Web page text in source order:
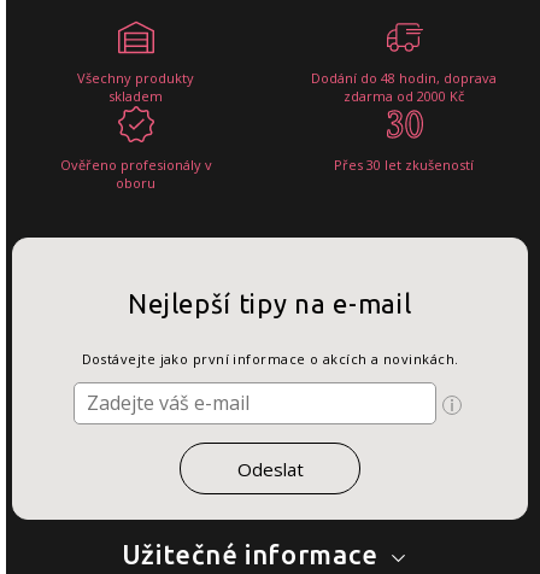
Všechny produkty
skladem
Dodání do 48 hodin, doprava
zdarma od 2000 Kč
Ověřeno profesionály v
oboru
Přes 30 let zkušeností
Užitečné informace
Nejlepší tipy na e-mail
Dostávejte jako první informace o akcích a novinkách.